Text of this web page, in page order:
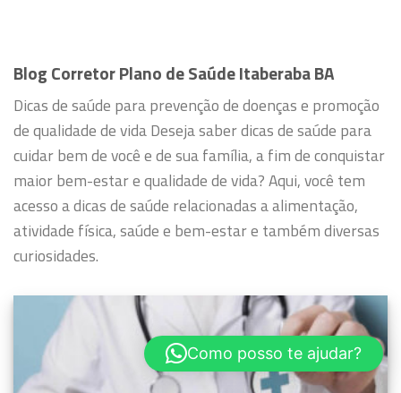
Blog Corretor Plano de Saúde Itaberaba BA
Dicas de saúde para prevenção de doenças e promoção
de qualidade de vidaDeseja saber dicas de saúde para
cuidar bem de você e de sua família, a fim de conquistar
maior bem-estar e qualidade de vida?Aqui, você tem
acesso a dicas de saúde relacionadas a alimentação,
atividade física, saúde e bem-estar e também diversas
curiosidades.
Como posso te ajudar?